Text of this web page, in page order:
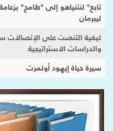
تابع" لنتنياهو إلى "طامح"
ليبرمان
كيفية التنصت على الإتصالات
والدراسات الاستراتيجية
سيرة حياة إيهود أولمرت